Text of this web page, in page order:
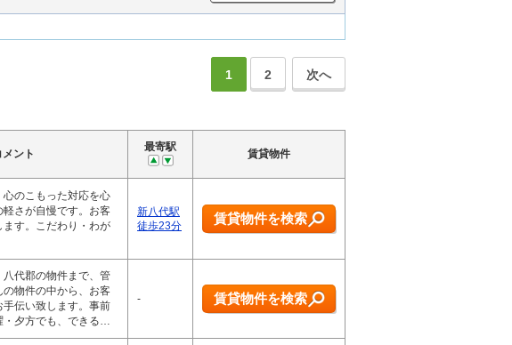
1 2 次へ
ント
最寄駅
賃貸物件
心のこもった対応を心
さが自慢です。お客
す。こだわり・わが
新八代駅
徒歩23分
賃貸物件を検索
代郡の物件まで、管
物件の中から、お客
伝い致します。事前
・夕方でも、できる…
- 賃貸物件を検索